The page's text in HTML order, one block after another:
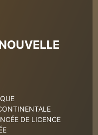
DE LICENCE